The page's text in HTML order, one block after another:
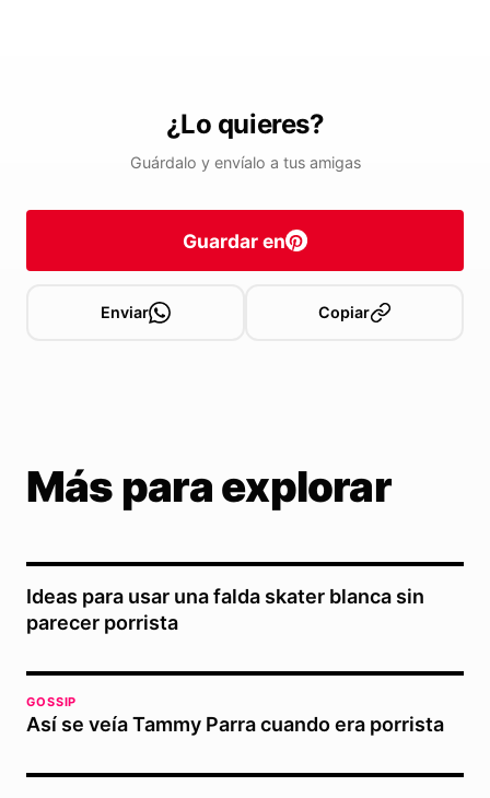
¿Lo quieres?
Guárdalo y envíalo a tus amigas
Guardar en
Enviar Copiar
Más para explorar
Ideas para usar una falda skater blanca sin
parecer porrista
GOSSIP
Así se veía Tammy Parra cuando era porrista